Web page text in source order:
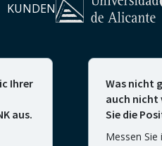
KUNDEN
Was nicht
auch nicht
Sie die Position
Messen Sie im